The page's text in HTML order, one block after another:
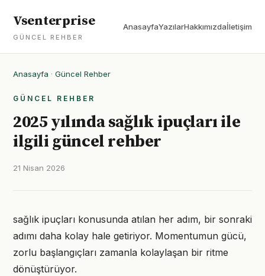
Vsenterprise
GÜNCEL REHBER
AnasayfaYazılarHakkımızdaİletişim
Anasayfa · Güncel Rehber
GÜNCEL REHBER
2025 yılında sağlık ipuçları ile
ilgili güncel rehber
21 Nisan 2026
sağlık ipuçları konusunda atılan her adım, bir sonraki
adımı daha kolay hale getiriyor. Momentumun gücü,
zorlu başlangıçları zamanla kolaylaşan bir ritme
dönüştürüyor.